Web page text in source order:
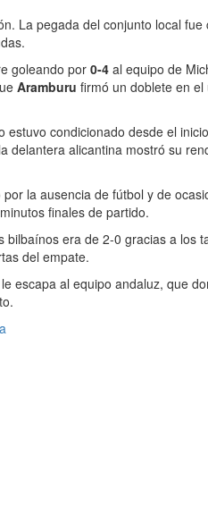
La pegada del conjunto local
goleando por 0-4 al equipo de
Aramburu firmó un doblete en
estuvo condicionado desde el
delantera alicantina mostró su
la ausencia de fútbol y de
finales de partido.
era de 2-0 gracias a los
del empate.
escapa al equipo andaluz, que